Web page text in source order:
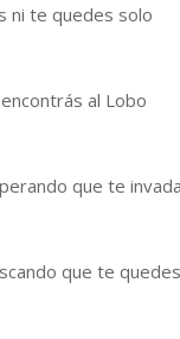
ni te quedes solo
al Lobo
que te
que te